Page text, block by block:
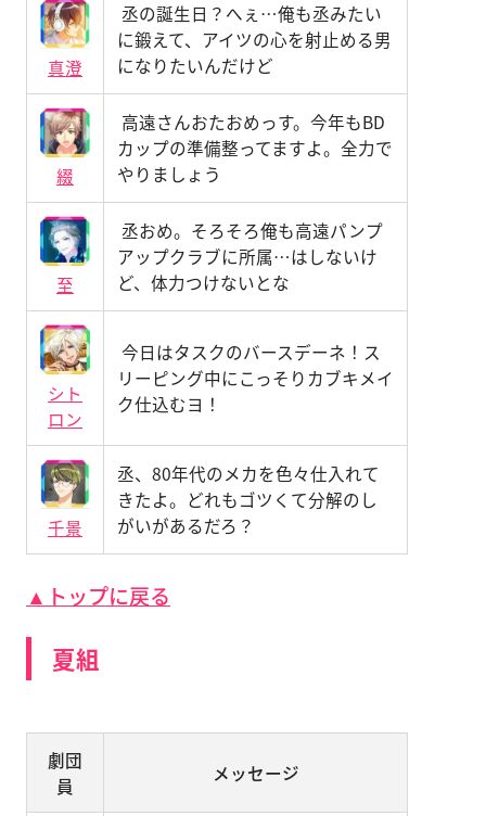
真澄
丞の誕生日？へぇ…俺も丞みたい
に鍛えて、アイツの心を射止める男
になりたいんだけど
綴
高遠さんおたおめっす。今年もBD
カップの準備整ってますよ。全力で
やりましょう
至
丞おめ。そろそろ俺も高遠パンプ
アップクラブに所属…はしないけ
ど、体力つけないとな
シト
ロン
今日はタスクのバースデーネ！ス
リーピング中にこっそりカブキメイ
ク仕込むヨ！
千景
丞、80年代のメカを色々仕入れて
きたよ。どれもゴツくて分解のし
がいがあるだろ？
▲トップに戻る
夏組
劇団
員
メッセージ